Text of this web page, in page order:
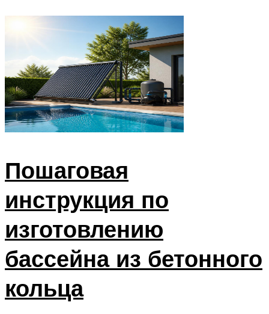
Пошаговая
инструкция по
изготовлению
бассейна из бетонного
кольца